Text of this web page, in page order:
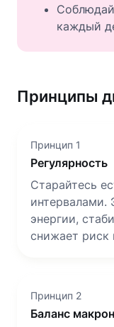
каждый
Принципы
Принцип 1
Регулярность
Старайтесь
интервалами.
энергии,
снижает риск
Принцип 2
Баланс